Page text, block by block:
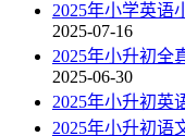
2025年小学英语
2025-07-16
2025年小升初全
2025-06-30
2025年小升初英
2025年小升初语